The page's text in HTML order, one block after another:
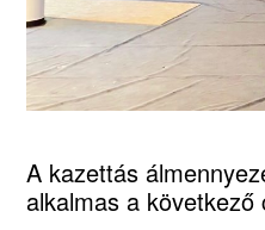
A kazettás
alkalmas a következő